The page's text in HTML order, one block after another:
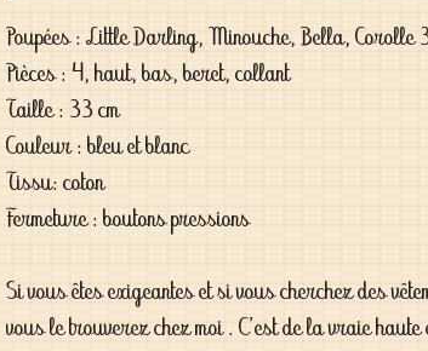
Poupées : Little Darling, Minouche, Bella, Corolle
Pièces : 4, haut, bas, beret, collant
Taille : 33 cm
Couleur : bleu et blanc
Tissu: coton
Fermeture : boutons pressions
Si vous êtes exigeantes et si vous cherchez des
vous le trouverez chez moi . C'est de la vraie